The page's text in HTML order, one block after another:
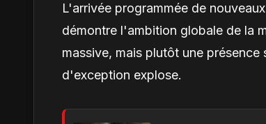
L'arrivée programmée de
démontre l'ambition globale de la
massive, mais plutôt une
d'exception explose.